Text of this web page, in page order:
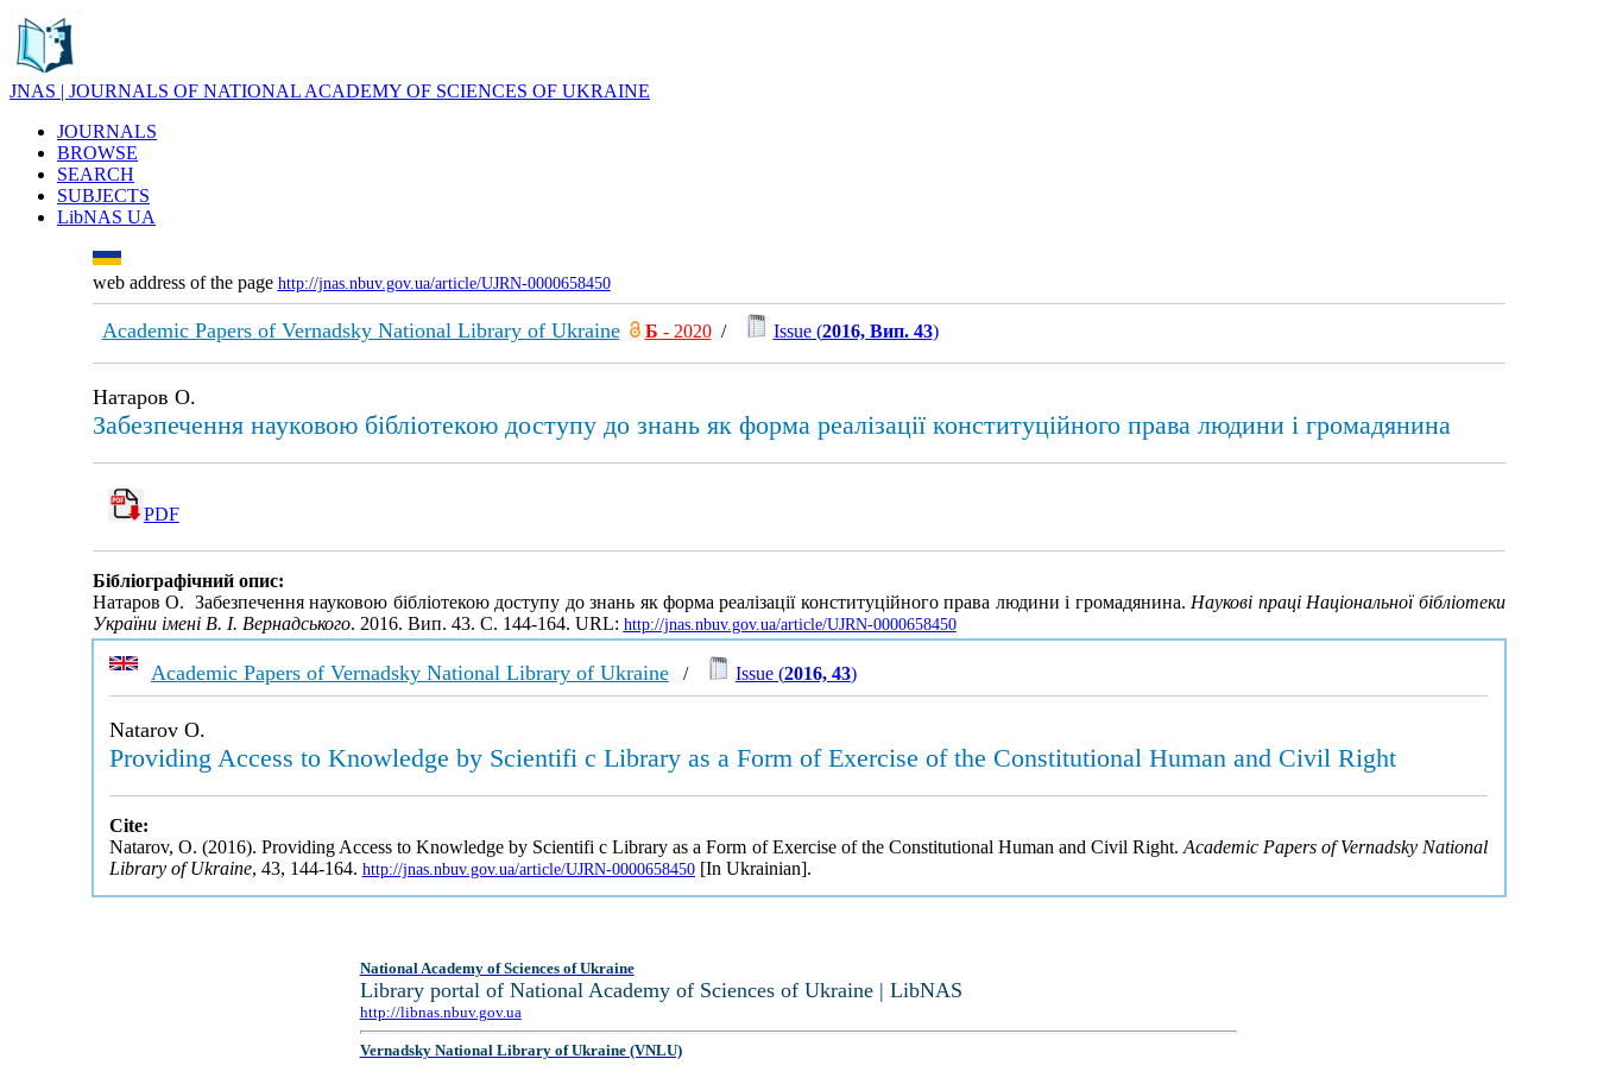
JNAS | JOURNALS OF NATIONAL ACADEMY OF SCIENCES OF UKRAINE
JOURNALS
BROWSE
SEARCH
SUBJECTS
LibNAS UA
web address of the page http://jnas.nbuv.gov.ua/article/UJRN-0000658450
Academic Papers of Vernadsky National Library of Ukraine Б - 2020/ Issue (2016, Вип. 43)
Натаров О.
Забезпечення науковою бібліотекою доступу до знань як форма реалізації конституційного права людини і громадянина
PDF
Бібліографічний опис:
Натаров О. Забезпечення науковою бібліотекою доступу до знань як форма реалізації конституційного права людини і громадянина.Наукові праці Національної бібліотеки
України імені В. І. Вернадського. 2016. Вип. 43. С. 144-164. URL: http://jnas.nbuv.gov.ua/article/UJRN-0000658450
Academic Papers of Vernadsky National Library of Ukraine/ Issue (2016, 43)
Natarov O.
Providing Access to Knowledge by Scientifi c Library as a Form of Exercise of the Constitutional Human and Civil Right
Cite:
Natarov, O. (2016). Providing Access to Knowledge by Scientifi c Library as a Form of Exercise of the Constitutional Human and Civil Right. Academic Papers of Vernadsky National
Library of Ukraine, 43, 144-164. http://jnas.nbuv.gov.ua/article/UJRN-0000658450[In Ukrainian].
National Academy of Sciences of Ukraine
Library portal of National Academy of Sciences of Ukraine | LibNAS
http://libnas.nbuv.gov.ua
Vernadsky National Library of Ukraine (VNLU)